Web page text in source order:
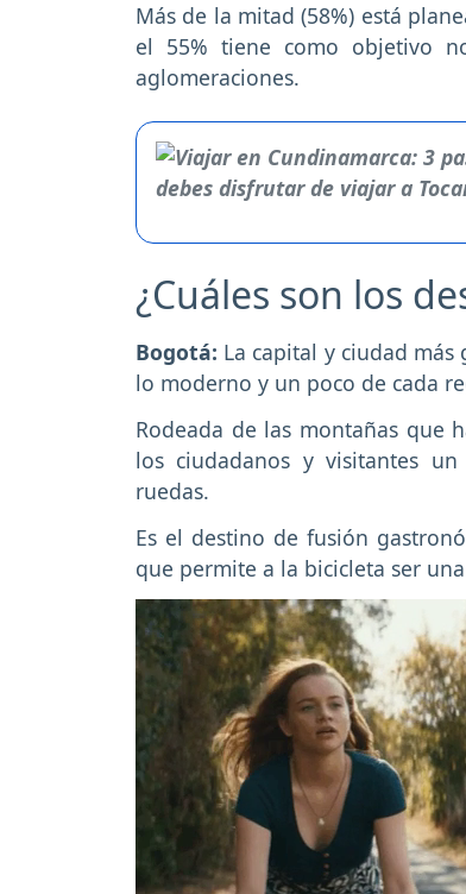
Más de la mitad (58%) está
el 55% tiene como objetivo
aglomeraciones.
¿Cuáles son los
Bogotá: La capital y ciudad
lo moderno y un poco de cada
Rodeada de las montañas que
los ciudadanos y visitantes
ruedas.
Es el destino de fusión
que permite a la bicicleta ser